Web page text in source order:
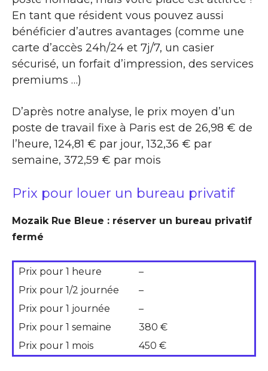
En tant que résident vous pouvez aussi
bénéficier d’autres avantages (comme une
carte d’accès 24h/24 et 7j/7, un casier
sécurisé, un forfait d’impression, des services
premiums …)
D’après notre analyse, le prix moyen d’un
poste de travail fixe à Paris est de 26,98 € de
l’heure, 124,81 € par jour, 132,36 € par
semaine, 372,59 € par mois
Prix pour louer un bureau privatif
Mozaik Rue Bleue : réserver un bureau privatif
fermé
Prix pour 1 heure
–
Prix pour 1/2 journée
–
Prix pour 1 journée
–
Prix pour 1 semaine
380 €
Prix pour 1 mois
450 €